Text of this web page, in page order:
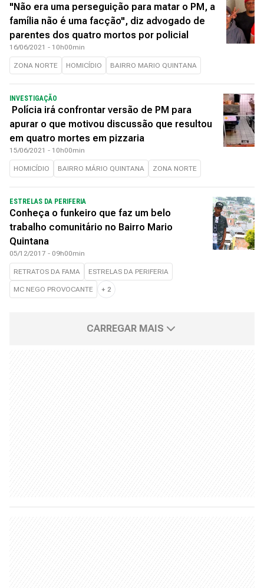
"Não era uma perseguição para matar o PM, a
família não é uma facção", diz advogado de
parentes dos quatro mortos por policial
16/06/2021 - 10h00min
ZONA NORTE HOMICÍDIO BAIRRO MARIO QUINTANA
INVESTIGAÇÃO
Polícia irá confrontar versão de PM para
apurar o que motivou discussão que resultou
em quatro mortes em pizzaria
15/06/2021 - 10h00min
HOMICÍDIO BAIRRO MÁRIO QUINTANA ZONA NORTE
ESTRELAS DA PERIFERIA
Conheça o funkeiro que faz um belo
trabalho comunitário no Bairro Mario
Quintana
05/12/2017 - 09h00min
RETRATOS DA FAMA ESTRELAS DA PERIFERIA
MC NEGO PROVOCANTE + 2
CARREGAR MAIS